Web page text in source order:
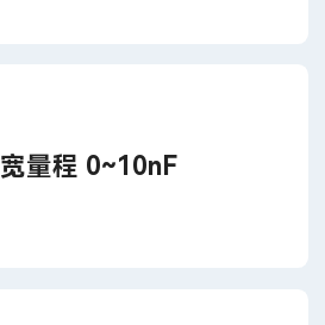
宽量程 0~10nF